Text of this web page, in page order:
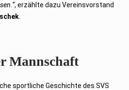
, erzählte dazu Vereinsvorstand
Mannschaft
sportliche Geschichte des SVS